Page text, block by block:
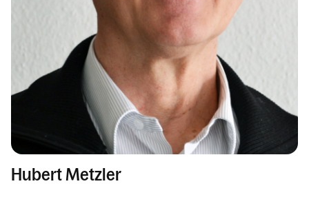
Hubert Metzler